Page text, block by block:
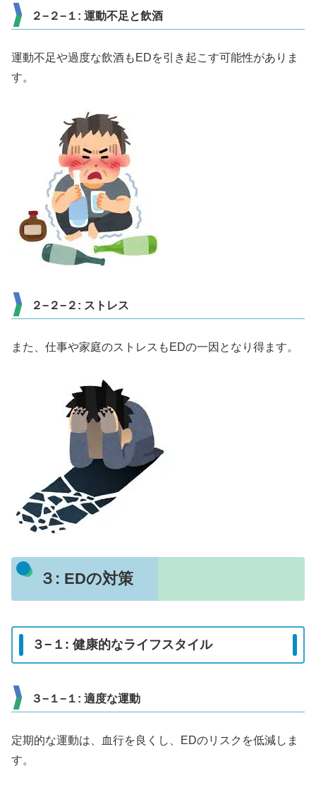
２−２−１: 運動不足と飲酒
運動不足や過度な飲酒もEDを引き起こす可能性がありま
す。
２−２−２: ストレス
また、仕事や家庭のストレスもEDの一因となり得ます。
３: EDの対策
３−１: 健康的なライフスタイル
３−１−１: 適度な運動
定期的な運動は、血行を良くし、EDのリスクを低減しま
す。